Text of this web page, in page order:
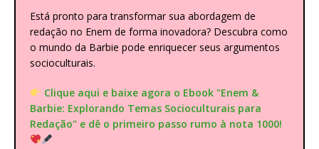
Está pronto para transformar sua abordagem de
redação no Enem de forma inovadora? Descubra como
o mundo da Barbie pode enriquecer seus argumentos
socioculturais.
Clique aqui e baixe agora o Ebook "Enem &
Barbie: Explorando Temas Socioculturais para
Redação" e dê o primeiro passo rumo à nota 1000!